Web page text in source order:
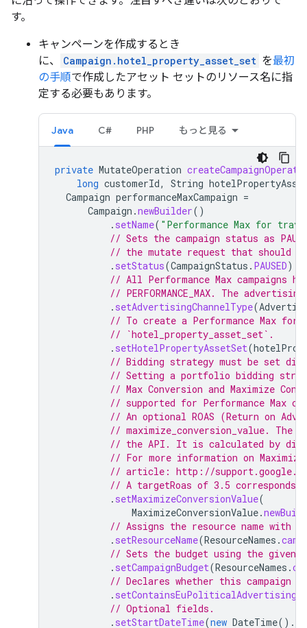
す。
キャンペーンを作成するとき
に、
Campaign.hotel_property_asset_set を最初
の手順で作成したアセット セットのリソース名に指
定する必要もあります。
Java C# PHP もっと見る
private MutateOperation
long customerId, String
Campaign performanceMaxCampaign =
Campaign .newBuilder()
. setName( "Performance Max for
// Sets the campaign status as
// the mutate request that should
. setStatus(CampaignStatus . PAUSED)
// All Performance Max campaigns
// PERFORMANCE_MAX. The
. setAdvertisingChannelType(
// To create a Performance Max for
// `hotel_property_asset_set`.
. setHotelPropertyAssetSet(
// Bidding strategy must be set
// Setting a portfolio bidding
// Max Conversion and Maximize
// supported for Performance Max
// An optional ROAS (Return on
// maximize_conversion_value. The
// the API. It is calculated by
// For more information on
// article: http://
// A targetRoas of 3.5 corresponds
. setMaximizeConversionValue(
MaximizeConversionValue.
// Assigns the resource name with a
. setResourceName(ResourceNames .
// Sets the budget using the given
. setCampaignBudget(ResourceNames .
// Declares whether this campaign
. setContainsEuPoliticalAdvertising
// Optional fields.
. setStartDateTime(new DateTime().